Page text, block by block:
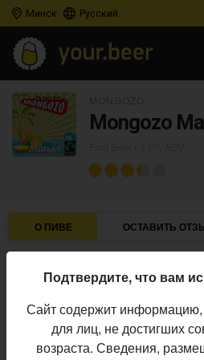
Минск Русский
Mongozo
О ПИВЕ ОСТАВИТЬ
Пивоварня:
Алкоголь:
3,6%
Производство:
постоянный
Начало
Подтвердите, что вам
Сайт содержит
для лиц, не достигших
возраста. Сведения,